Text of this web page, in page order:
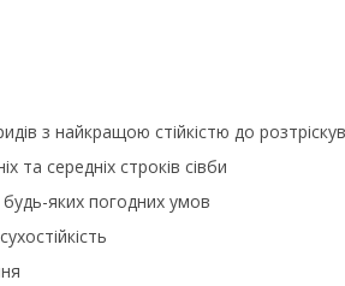
з найкращою стійкістю до
та середніх строків сівби
яких погодних умов